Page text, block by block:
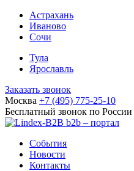
Астрахань
Иваново
Сочи
Тула
Ярославль
Заказать звонок
Москва +7 (495) 775-25-10
Бесплатный звонок по России
b2b – портал
События
Новости
Контакты